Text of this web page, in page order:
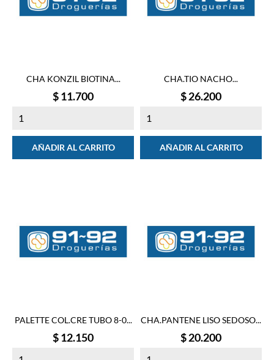
CHA KONZIL BIOTINA...
Precio
$ 11.700
AÑADIR AL CARRITO
CHA.TIO NACHO...
Precio
$ 26.200
AÑADIR AL CARRITO
PALETTE COL.CRE TUBO 8-0...
Precio
$ 12.150
CHA.PANTENE LISO SEDOSO...
Precio
$ 20.200